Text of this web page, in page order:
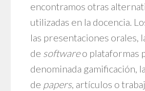
encontramos otras
utilizadas en la docencia.
las presentaciones orales,
de softwareo plataformas
denominada gamificación,
de papers, artículos o